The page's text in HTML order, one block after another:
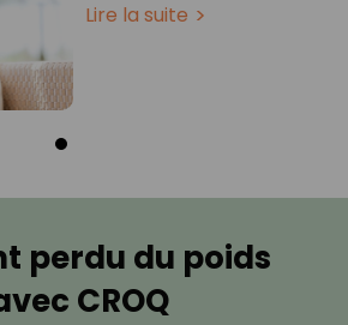
Lire la suite
perdu du poids
CROQ